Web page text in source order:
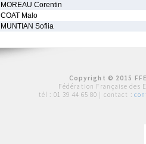
MOREAU Corentin
COAT Malo
MUNTIAN Sofiia
Copyright © 2015
Fédération Française des
tél : 01 39 44 65 80 | contact :